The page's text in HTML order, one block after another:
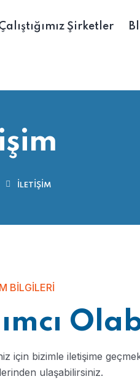
Şirketler
İLETIŞIM
BILGILERI
için bizimle iletişime
ulaşabilirsiniz.